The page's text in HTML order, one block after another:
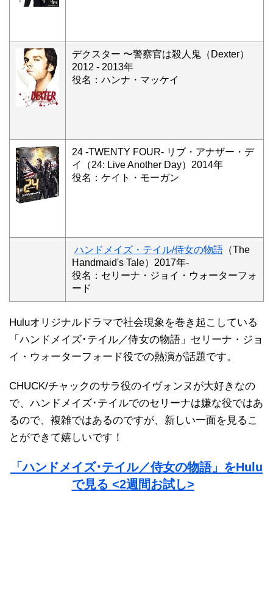
デクスター 〜警察官は殺人鬼（Dexter）
2012 - 2013年
役名：ハンナ・マッケイ
24 -TWENTY FOUR- リブ・アナザー・デ
イ（24: Live Another Day）2014年
役名：ケイト・モーガン
ハンドメイズ・テイル/侍女の物語 （The
Handmaid's Tale）2017年-
役名：セリーナ・ジョイ・ウォーターフォ
ード
Huluオリジナルドラマで社会現象を巻き起こしている
「ハンドメイズ･テイル／侍女の物語」セリーナ・ジョ
イ・ウォーターフォード役での熱演が話題です。
CHUCK/チャックのサラ役のイヴォンヌが大好きなの
で、ハンドメイズ･テイルでのセリーナは嫌な役ではあ
るので、複雑ではあるのですが、新しい一面を見るこ
とができて嬉しいです！
「ハンドメイズ･テイル／侍女の物語」をHulu
で見る <2週間お試し>